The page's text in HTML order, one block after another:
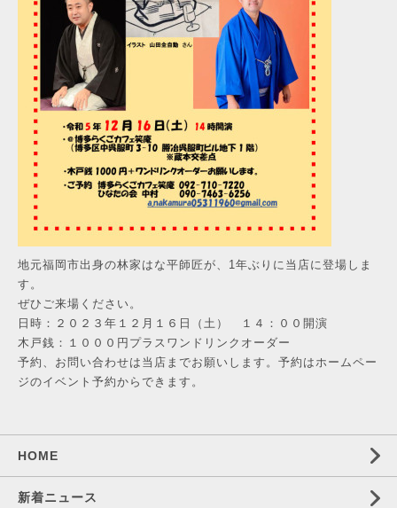
地元福岡市出身の林家はな平師匠が、1年ぶりに当店に登場しま
す。
ぜひご来場ください。
日時：２０２３年１２月１６日（土） １４：００開演
木戸銭：１０００円プラスワンドリンクオーダー
予約、お問い合わせは当店までお願いします。予約はホームペー
ジのイベント予約からできます。
HOME
新着ニュース